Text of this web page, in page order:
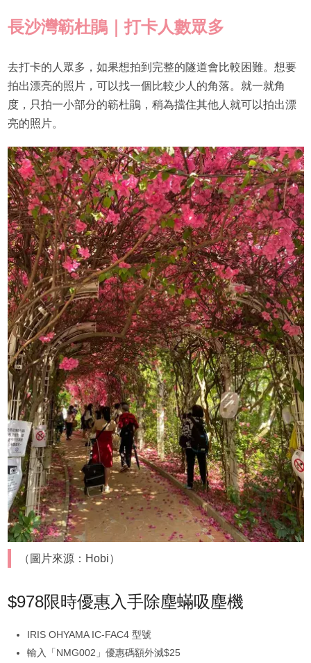
長沙灣簕杜鵑｜打卡人數眾多
去打卡的人眾多，如果想拍到完整的隧道會比較困難。想要
拍出漂亮的照片，可以找一個比較少人的角落。就一就角
度，只拍一小部分的簕杜鵑，稍為擋住其他人就可以拍出漂
亮的照片。
（圖片來源：Hobi）
$978限時優惠入手除塵蟎吸塵機
IRIS OHYAMA IC-FAC4 型號
輸入「NMG002」優惠碼額外減$25